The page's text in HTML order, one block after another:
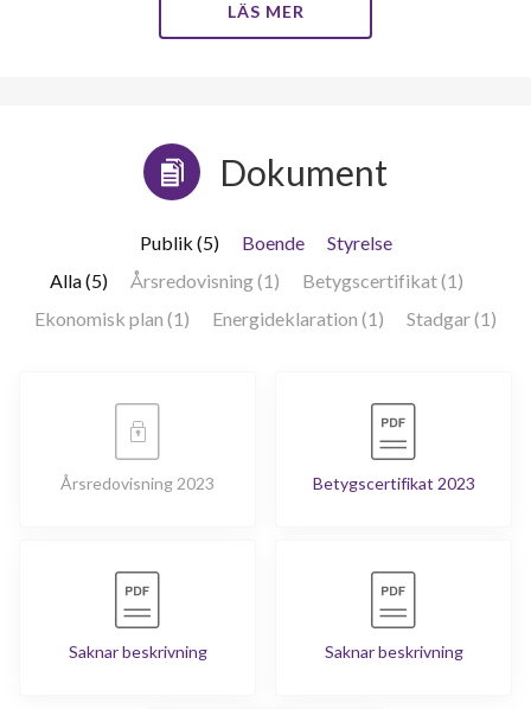
LÄS MER
Dokument
Publik (5) Boende
Styrelse
Alla (5)
Årsredovisning (1)
Betygscertifikat (1)
Ekonomisk plan (1)
Energideklaration (1) Stadgar (1)
Årsredovisning 2023 Betygscertifikat 2023
Saknar beskrivning Saknar beskrivning